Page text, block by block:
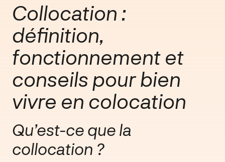
Collocation :
définition,
fonctionnement et
conseils pour bien
vivre en colocation
Qu’est-ce que la
collocation ?